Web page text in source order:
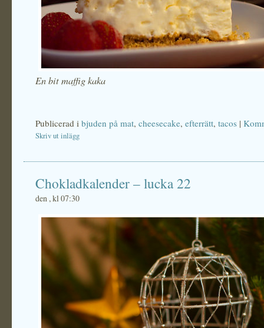
En bit maffig kaka
Publicerad i bjuden på mat, cheesecake, efterrätt, tacos |
Skriv ut inlägg
Chokladkalender – lucka 22
den , kl 07:30